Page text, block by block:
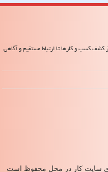
کسب و کارها تا ارتباط مستقیم و آگاهی